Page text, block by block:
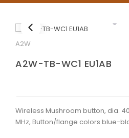
A2W
A2W-TB-WC1 EU1AB
Wireless Mushroom button, dia.
MHz, Button/flange colors blue-